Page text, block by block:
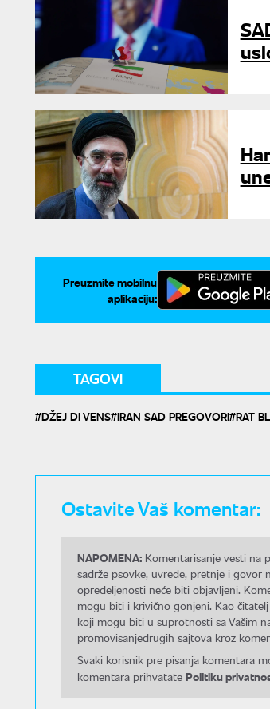
Preuzmite mobilnu
aplikaciju:
TAGOVI
DŽEJ DI VENS IRAN SAD PREGOVORI RAT
Ostavite Vaš komentar:
NAPOMENA: Komentarisanje vesti na
sadrže psovke, uvrede, pretnje i govor
opredeljenosti neće biti objavljeni.
mogu biti i krivično gonjeni. Kao
koji mogu biti u suprotnosti sa Vašim
promovisanjedrugih sajtova kroz
Svaki korisnik pre pisanja komentara
komentara prihvatate Politiku